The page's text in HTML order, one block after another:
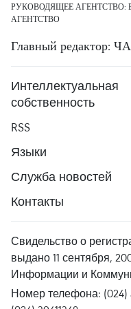
РУКОВОДЯЩЕЕ
АГЕНТСТВО
Главный редактор:
Интеллектуальная
собственность
RSS
Языки
Служба новостей
Контакты
Свидельство о
выдано 11 сентября,
Информации и
Номер телефона: (024)